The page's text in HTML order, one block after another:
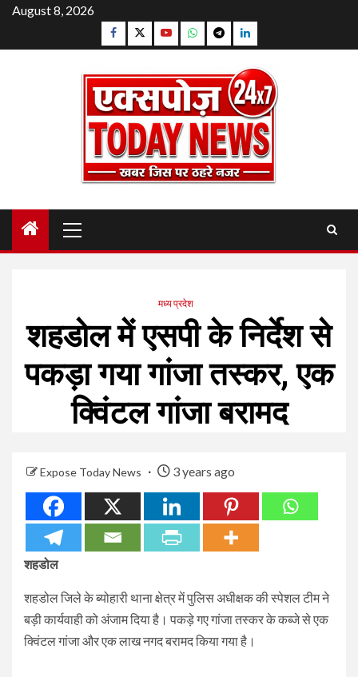
Skip
content
August 8, 2026
Facebook
TwitterYouTubeWhatsapp
TelegramLinkedin
Menu
मध्य प्रदेश
शहडोल में एसपी के निर्देश से
पकड़ा गया गांजा तस्कर, एक
क्विंटल गांजा बरामद
Expose Today News 3 years ago
शहडोल
शहडोल जिले के ब्योहारी थाना क्षेत्र में पुलिस अधीक्षक की स्पेशल टीम ने
बड़ी कार्यवाही को अंजाम दिया है। पकड़े गए गांजा तस्कर के कब्जे से एक
क्विंटल गांजा और एक लाख नगद बरामद किया गया है।